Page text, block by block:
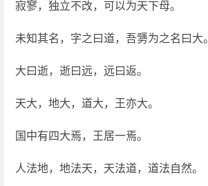
寂寥，独立不改，可以为天下母。
未知其名，字之曰道，吾勥为之名曰大。
大曰逝，逝曰远，远曰返。
天大，地大，道大，王亦大。
国中有四大焉，王居一焉。
人法地，地法天，天法道，道法自然。